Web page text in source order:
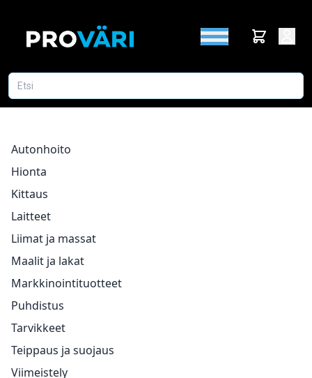
Autonhoito
Hionta
Kittaus
Laitteet
Liimat ja massat
Maalit ja lakat
Markkinointituotteet
Puhdistus
Tarvikkeet
Teippaus ja suojaus
Viimeistely